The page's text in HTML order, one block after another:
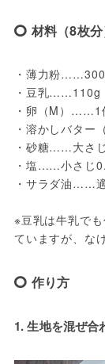
材料（8枚分
・薄力粉
・豆乳……110g
・卵（M）……1
・溶かしバタ
・砂糖……大さ
・塩……小さじ
・サラダ油……
※豆乳は牛乳で
ていますが、な
作り方
1. 生地を混ぜ合